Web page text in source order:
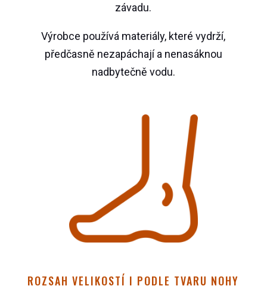
závadu.
Výrobce používá materiály, které vydrží,
předčasně nezapáchají a nenasáknou
nadbytečně vodu.
ROZSAH VELIKOSTÍ I PODLE TVARU NOHY